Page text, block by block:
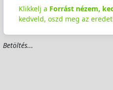
Klikkelj a Forrást nézem,
kedveld, oszd meg az
Betöltés...